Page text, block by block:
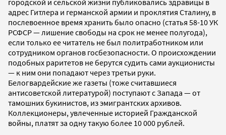
адрес Гитлера и германской армии и проклятия Сталину, в
послевоенное время хранить было опасно (статья 58-10 УК
РСФСР — лишение свободы на срок не менее полугода),
если только ее читатель не был политработником или
сотрудником органов госбезопасности. О происхождении
подобных раритетов не берутся судить сами аукционисты
— к ним они попадают через третьи руки.
Белогвардейские же газеты (тоже считавшиеся
антисоветской литературой) поступают с Запада — от
тамошних букинистов, из эмигрантских архивов.
Коллекционеры, увлеченные историей Гражданской
войны, платят за одну такую более 10 000 рублей.